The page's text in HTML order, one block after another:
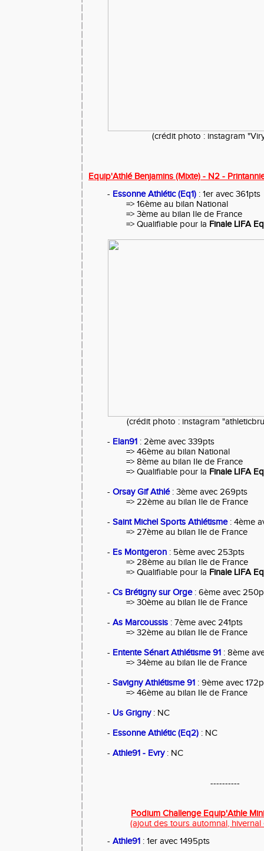
(crédit photo : instagram
Equip'Athlé Benjamins (Mixte) - N2 -
- Essonne Athlétic (Eq1) : 1er avec 361pts
=> 16ème au bilan National
=> 3ème au bilan Ile de France
=> Qualifiable pour la Finale LIFA
(crédit photo : instagram
- Elan91 : 2ème avec 339pts
=> 46ème au bilan National
=> 8ème au bilan Ile de France
=> Qualifiable pour la Finale LIFA
- Orsay Gif Athlé: 3ème avec 269pts
=> 22ème au bilan Ile de France
- Saint Michel Sports Athlétisme: 4ème
=> 27ème au bilan Ile de France
- Es Montgeron : 5ème avec 253pts
=> 28ème au bilan Ile de France
=> Qualifiable pour la Finale LIFA
- Cs Brétigny sur Orge: 6ème avec
=> 30ème au bilan Ile de France
- As Marcoussis : 7ème avec 241pts
=> 32ème au bilan Ile de France
- Entente Sénart Athlétisme 91 : 8ème
=> 34ème au bilan Ile de France
- Savigny Athlétisme 91 : 9ème avec
=> 46ème au bilan Ile de France
- Us Grigny: NC
- Essonne Athlétic (Eq2) : NC
- Athle91 - Evry: NC
----------
Podium Challenge Equip'Athle
(ajout des tours automnal,
- Athle91 : 1er avec 1495pts